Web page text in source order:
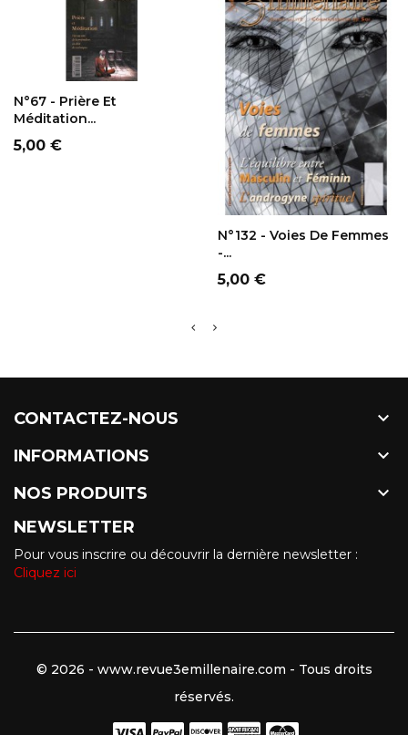
AJOUTER AU
PANIER
N°67 - Prière Et
Méditation...
Prix
5,00 €
AJOUTER AU
PANIER
N°132 - Voies De Femmes
-...
Prix
5,00 €
CONTACTEZ-NOUS 
INFORMATIONS 
NOS PRODUITS 
NEWSLETTER
Pour vous inscrire ou découvrir la dernière newsletter :
Cliquez ici
© 2026 - www.revue3emillenaire.com - Tous droits
réservés.